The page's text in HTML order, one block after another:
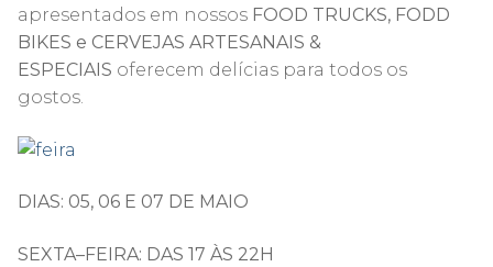
apresentados em nossos FOOD TRUCKS, FODD
BIKES e CERVEJAS ARTESANAIS &
ESPECIAIS oferecem delícias para todos os
gostos.
DIAS: 05, 06 E 07 DE MAIO
SEXTA–FEIRA: DAS 17 ÀS 22H